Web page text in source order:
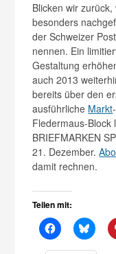
Blicken wir
besonders
der Schweizer
nennen. Ein
Gestaltung
auch 2013
bereits über den
ausführliche Markt
Fledermaus-Block
BRIEFMARKEN
21. Dezember.
damit rechnen.
Teilen mit: